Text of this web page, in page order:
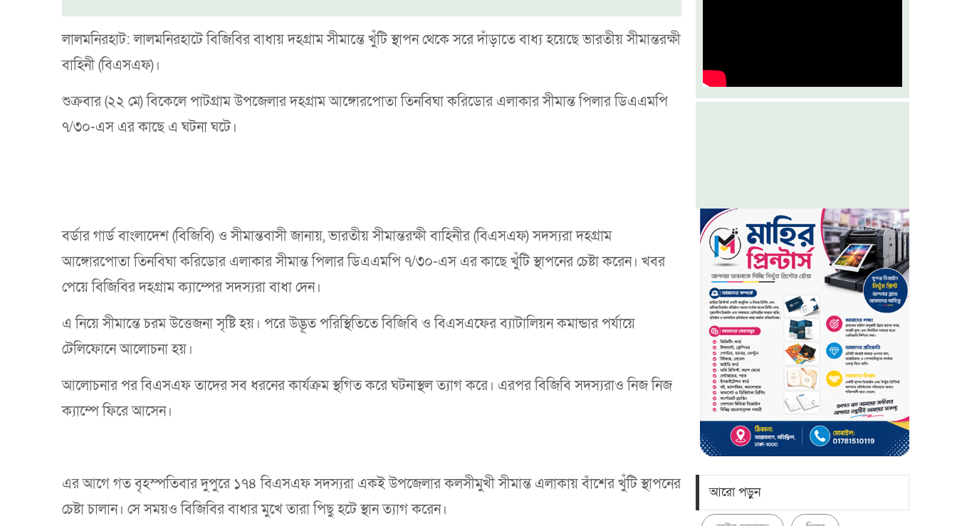
লালমনিরহাট: লালমনিরহাটে বিজিবির বাধায় দহগ্রাম সীমান্তে খুঁটি স্থাপন থেকে সরে দাঁড়াতে বাধ্য হয়েছে ভারতীয় সীমান্তরক্ষী
বাহিনী (বিএসএফ)।
শুক্রবার (২২ মে) বিকেলে পাটগ্রাম উপজেলার দহগ্রাম আঙ্গোরপোতা তিনবিঘা করিডোর এলাকার সীমান্ত পিলার ডিএএমপি
৭/৩০-এস এর কাছে এ ঘটনা ঘটে।
বর্ডার গার্ড বাংলাদেশ (বিজিবি) ও সীমান্তবাসী জানায়, ভারতীয় সীমান্তরক্ষী বাহিনীর (বিএসএফ) সদস্যরা দহগ্রাম
আঙ্গোরপোতা তিনবিঘা করিডোর এলাকার সীমান্ত পিলার ডিএএমপি ৭/৩০-এস এর কাছে খুঁটি স্থাপনের চেষ্টা করেন। খবর
পেয়ে বিজিবির দহগ্রাম ক্যাম্পের সদস্যরা বাধা দেন।
এ নিয়ে সীমান্তে চরম উত্তেজনা সৃষ্টি হয়। পরে উদ্ভূত পরিস্থিতিতে বিজিবি ও বিএসএফের ব্যাটালিয়ন কমান্ডার পর্যায়ে
টেলিফোনে আলোচনা হয়।
আলোচনার পর বিএসএফ তাদের সব ধরনের কার্যক্রম স্থগিত করে ঘটনাস্থল ত্যাগ করে। এরপর বিজিবি সদস্যরাও নিজ নিজ
ক্যাম্পে ফিরে আসেন।
এর আগে গত বৃহস্পতিবার দুপুরে ১৭৪ বিএসএফ সদস্যরা একই উপজেলার কলসীমুখী সীমান্ত এলাকায় বাঁশের খুঁটি স্থাপনের
চেষ্টা চালান। সে সময়ও বিজিবির বাধার মুখে তারা পিছু হটে স্থান ত্যাগ করেন।
আরো পড়ুন